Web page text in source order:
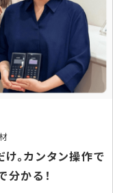
。カンタン操作で
分かる！